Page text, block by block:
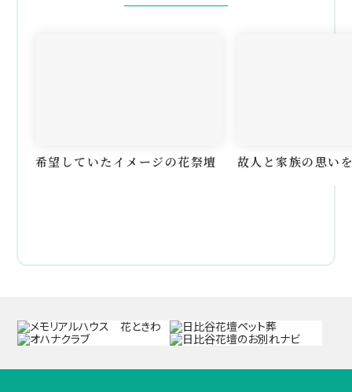
希望していたイメージの花祭壇 故人と家族の思い